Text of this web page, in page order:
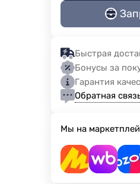
Быстрая
Бонусы за
Гарантия
Обратная
Мы на